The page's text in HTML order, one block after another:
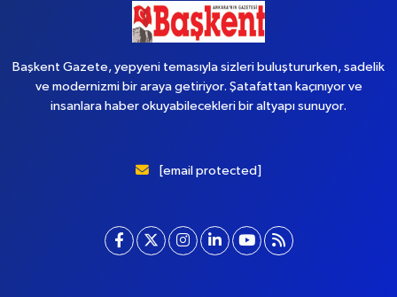
Başkent Gazete, yepyeni temasıyla sizleri buluştururken, sadelik
ve modernizmi bir araya getiriyor. Şatafattan kaçınıyor ve
insanlara haber okuyabilecekleri bir altyapı sunuyor.
[email protected]